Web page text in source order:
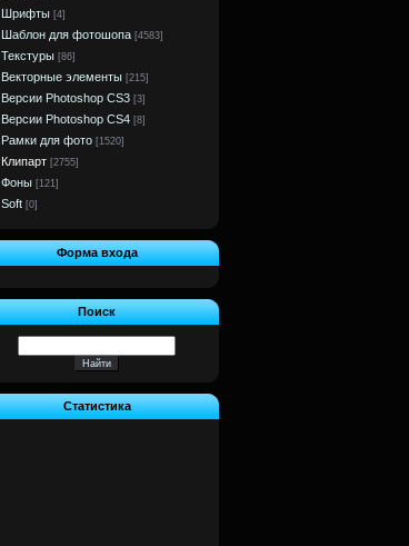
Шрифты [4]
Шаблон для фотошопа [4583]
Текстуры [86]
Векторные элементы [215]
Версии Photoshop CS3 [3]
Версии Photoshop CS4 [8]
Рамки для фото [1520]
Клипарт [2755]
Фоны [121]
Soft [0]
Форма входа
Поиск
Статистика